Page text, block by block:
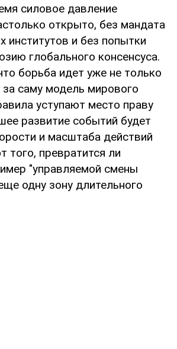
силовое давление
открыто, без мандата
институтов и без попытки
глобального консенсуса.
борьба идет уже не только
за саму модель мирового
уступают место праву
развитие событий будет
и масштаба действий
того, превратится ли
"управляемой смены
одну зону длительного